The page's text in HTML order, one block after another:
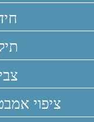
Skip
ציפוי